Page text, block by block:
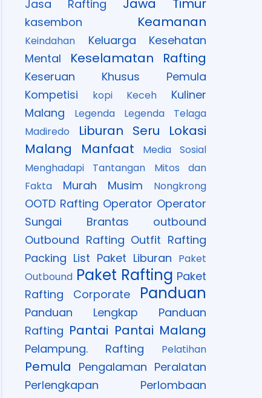
Jasa Rafting
Jawa Timur
kasembon Keamanan
Keindahan Keluarga
Kesehatan
Mental
Keselamatan Rafting
Keseruan
Khusus Pemula
Kompetisi
kopi Keceh
Kuliner
Malang
Legenda
Legenda Telaga
Madiredo
Liburan Seru
Lokasi
Malang
Manfaat
Media Sosial
Menghadapi Tantangan
Mitos dan
Fakta
Murah Musim Nongkrong
OOTD Rafting Operator Operator
Sungai Brantas
outbound
Outbound Rafting Outfit Rafting
Packing List Paket Liburan Paket
Outbound Paket Rafting Paket
Rafting Corporate
Panduan
Panduan Lengkap
Panduan
Rafting Pantai Pantai Malang
Pelampung. Rafting Pelatihan
Pemula Pengalaman Peralatan
Perlengkapan
Perlombaan